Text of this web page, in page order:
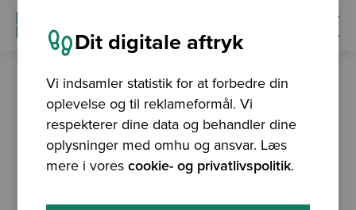
Dit digitale aftryk
Vi indsamler statistik for at forbedre din
oplevelse og til reklameformål. Vi
respekterer dine data og behandler dine
oplysninger med omhu og ansvar. Læs
mere i vorescookie- og privatlivspolitik.
blog 27.09.2017